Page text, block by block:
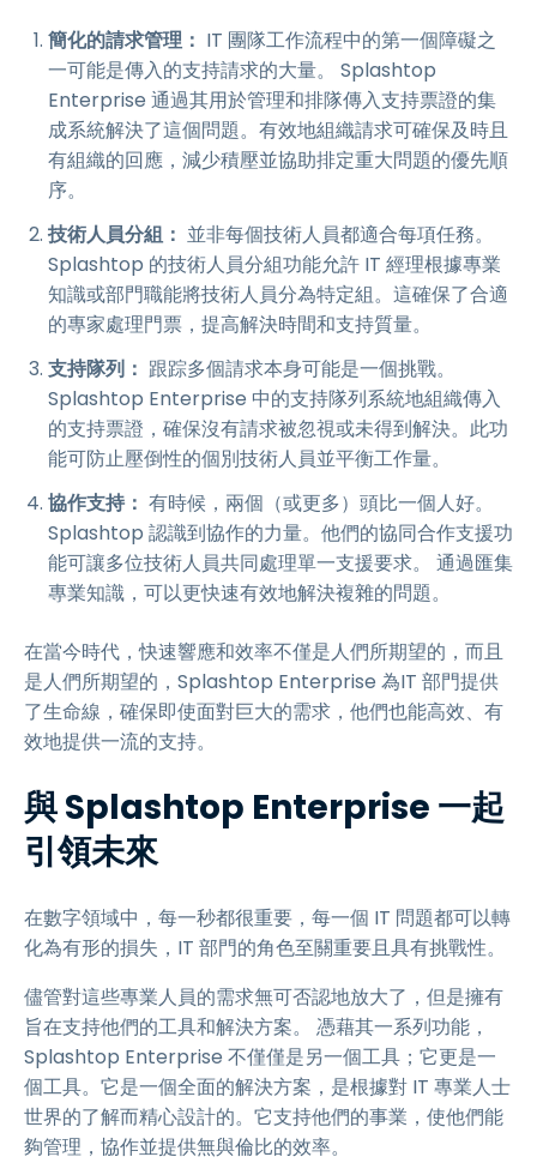
簡化的請求管理： IT 團隊工作流程中的第一個障礙之
一可能是傳入的支持請求的大量。 Splashtop
Enterprise 通過其用於管理和排隊傳入支持票證的集
成系統解決了這個問題。有效地組織請求可確保及時且
有組織的回應，減少積壓並協助排定重大問題的優先順
序。
技術人員分組： 並非每個技術人員都適合每項任務。
Splashtop 的技術人員分組功能允許 IT 經理根據專業
知識或部門職能將技術人員分為特定組。這確保了合適
的專家處理門票，提高解決時間和支持質量。
支持隊列： 跟踪多個請求本身可能是一個挑戰。
Splashtop Enterprise 中的支持隊列系統地組織傳入
的支持票證，確保沒有請求被忽視或未得到解決。此功
能可防止壓倒性的個別技術人員並平衡工作量。
協作支持： 有時候，兩個（或更多）頭比一個人好。
Splashtop 認識到協作的力量。他們的協同合作支援功
能可讓多位技術人員共同處理單一支援要求。 通過匯集
專業知識，可以更快速有效地解決複雜的問題。
在當今時代，快速響應和效率不僅是人們所期望的，而且
是人們所期望的，Splashtop Enterprise 為IT 部門提供
了生命線，確保即使面對巨大的需求，他們也能高效、有
效地提供一流的支持。
與 Splashtop Enterprise 一起
引領未來
在數字領域中，每一秒都很重要，每一個 IT 問題都可以轉
化為有形的損失，IT 部門的角色至關重要且具有挑戰性。
儘管對這些專業人員的需求無可否認地放大了，但是擁有
旨在支持他們的工具和解決方案。 憑藉其一系列功能，
Splashtop Enterprise 不僅僅是另一個工具；它更是一
個工具。它是一個全面的解決方案，是根據對 IT 專業人士
世界的了解而精心設計的。它支持他們的事業，使他們能
夠管理，協作並提供無與倫比的效率。